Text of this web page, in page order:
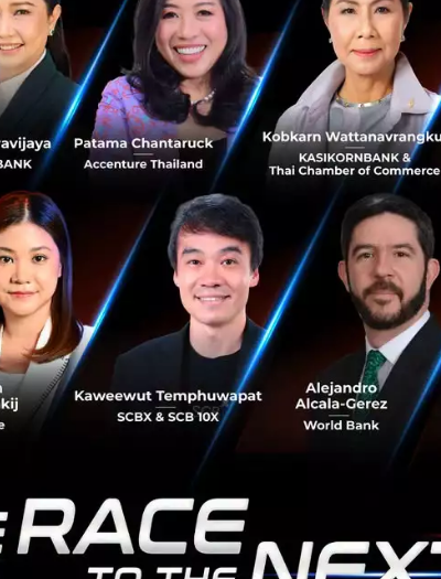
ดิจิทัลที่กำลังเป็นที่จับตาคือ Data Analytics หรือการ
วิเคราะห์...
มกราคม 22, 2019| ByTechsauce Team
Tech & Biz SAP ASEAN Data Science Social Impact
คนรุ่นใหม่ในอาเซียนตื่นเต้นกับผลของเทคโนโลยีต่องาน
ในอนาคต แต่ยังอยู่ในโหมด "ตั้งรับ" มากกว่า "ปรับตัว"
ผลการสำรวจ ASEAN Youth and the Future of Work ของ
World Economic Forum (WEF) และ Sea Group (ชื่อเดิม
Garena) จากสิงคโปร์ พบว่า คนหนุ่มสาวในภูมิภาคอาเซียนมี
ทัศนคติในเชิงบวกเกี่ยวกับ...
กันยายน 14, 2018
105
Asean youth
สร้างความร่วมมือกับ SME เพื่อยกระดับชุมชนดิจิทัลใน
ASEAN
บทความโดย คุณซีซาร์ เซงกุปตา (Caesar Sengupta)